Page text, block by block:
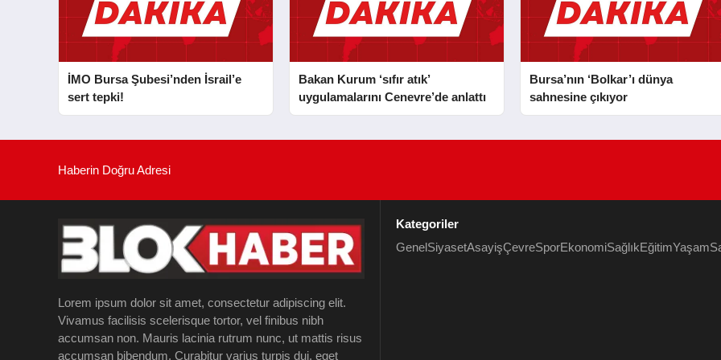
İMO Bursa Şubesi’nden İsrail’e
sert tepki!
Bakan Kurum ‘sıfır atık’
uygulamalarını Cenevre’de anlattı
Bursa’nın ‘Bolkar’ı dünya
sahnesine çıkıyor
Haberin Doğru Adresi
Lorem ipsum dolor sit amet, consectetur adipiscing elit.
Vivamus facilisis scelerisque tortor, vel finibus nibh
accumsan non. Mauris lacinia rutrum nunc, ut mattis risus
accumsan bibendum. Curabitur varius turpis dui, eget
Kategoriler
Genel SiyasetAsayişÇevreSporEkonomiSağlıkEğitimYaşam